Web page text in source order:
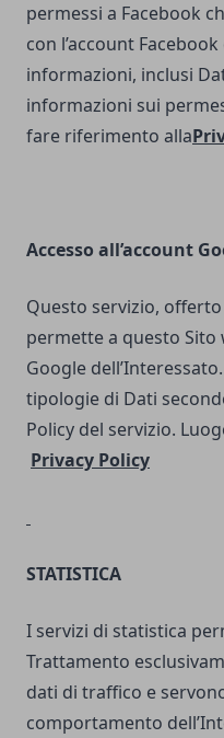
permessi a Facebook
con l’account
informazioni, inclusi
informazioni sui
fare riferimento alla
Accesso all’account
Questo servizio,
permette a questo Sito
Google
tipologie di Dati
Policy del servizio.
Privacy Policy
STATISTICA
I servizi di statistica
Trattamento
dati di traffico e
comportamento